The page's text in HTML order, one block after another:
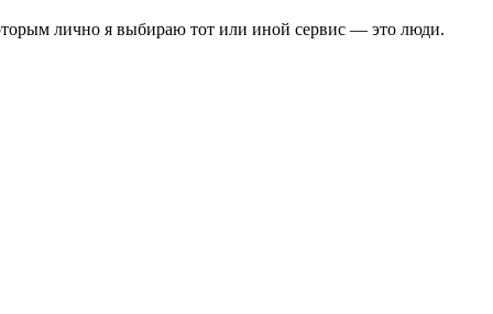
лично я выбираю тот или иной сервис — это люди.